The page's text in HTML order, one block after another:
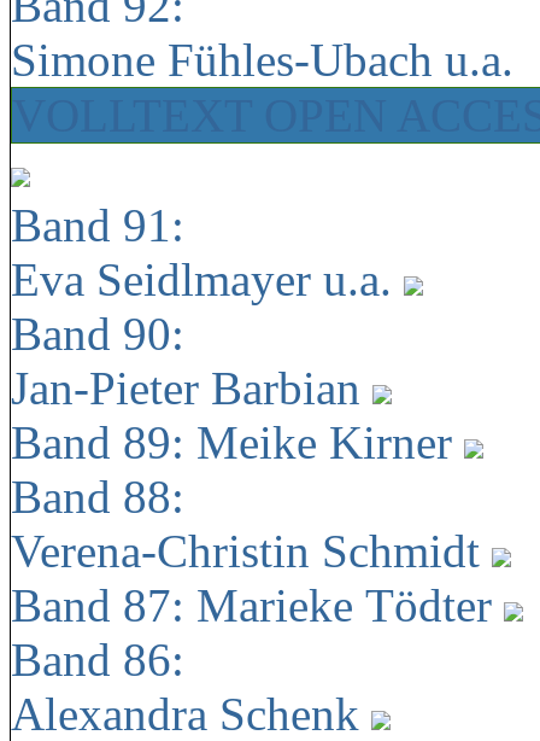
Simone Fühles-Ubach u.a.
Band 91:
Eva Seidlmayer u.a.
Band 90:
Jan-Pieter Barbian
Band 89: Meike Kirner
Band 88:
Verena-Christin Schmidt
Band 87: Marieke Tödter
Band 86:
Alexandra Schenk